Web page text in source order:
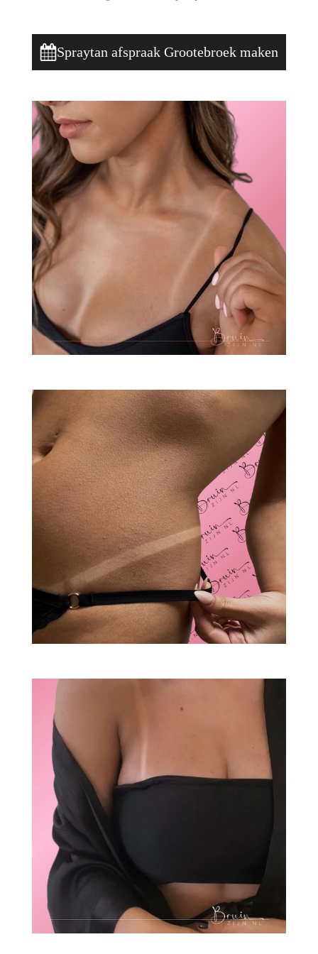
Spraytan afspraak Grootebroek maken